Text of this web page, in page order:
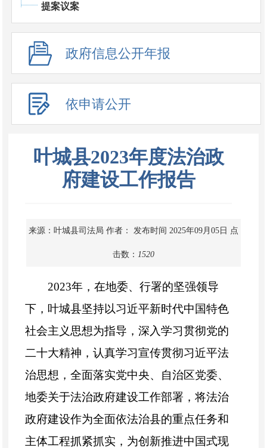
提案议案
政府信息公开年报
依申请公开
叶城县2023年度法治政
府建设工作报告
来源：叶城县司法局 作者： 发布时间 2025年09月05日 点
击数： 1520
2023年，在地委、行署的坚强领导
下，叶城县坚持以习近平新时代中国特色
社会主义思想为指导，深入学习贯彻党的
二十大精神，认真学习宣传贯彻习近平法
治思想，全面落实党中央、自治区党委、
地委关于法治政府建设工作部署，将法治
政府建设作为全面依法治县的重点任务和
主体工程抓紧抓实，为创新推进中国式现